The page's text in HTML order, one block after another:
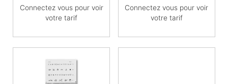
Connectez vous pour voir
votre tarif
Connectez vous pour voir
votre tarif